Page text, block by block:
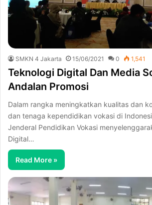
SMKN 4 Jakarta 15/06/2021 0 1,541
Teknologi Digital Dan Media
Andalan Promosi
Dalam rangka meningkatkan kualitas dan
dan tenaga kependidikan vokasi di
Jenderal Pendidikan Vokasi
Digital…
Read More »